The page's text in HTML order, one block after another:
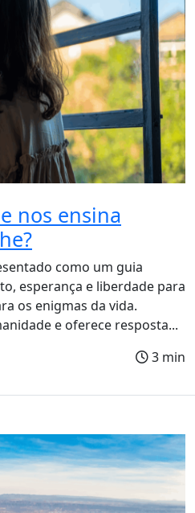
nos ensina
como um guia
esperança e liberdade para
os enigmas da vida.
e oferece resposta...
3 min